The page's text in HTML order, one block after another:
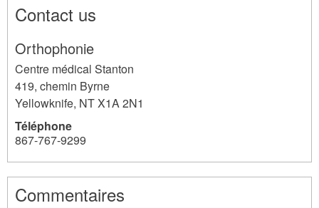
Contact us
Orthophonie
Centre médical Stanton
419, chemin Byrne
Yellowknife, NTX1A 2N1
Téléphone
867-767-9299
42
Commentaires